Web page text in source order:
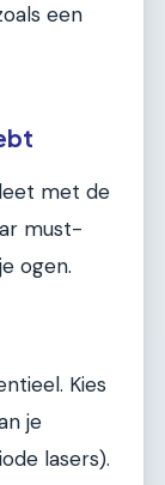
een
met de
must-
ogen.
Kies
je
lasers).